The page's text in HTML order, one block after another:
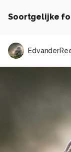
Soortgelijke